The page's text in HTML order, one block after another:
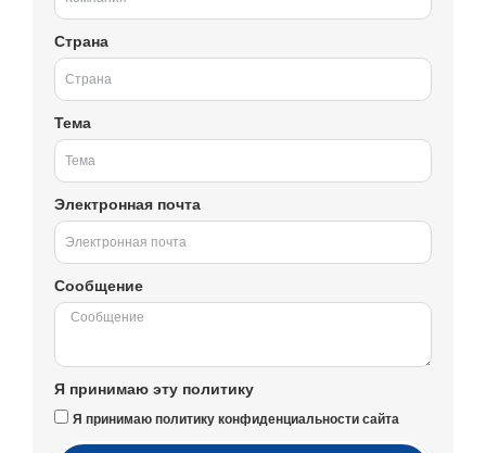
Страна
Тема
Электронная почта
Сообщение
Я принимаю эту политику
Я принимаю политику конфиденциальности сайта